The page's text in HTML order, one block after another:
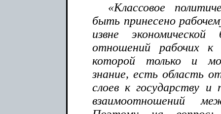
«Классовое
быть принесено
извне
отношений рабочих к
которой только и
знание, есть область
слоев к государству и
взаимоотношений